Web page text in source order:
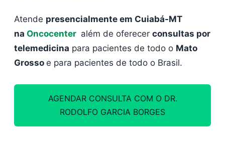
Atende presencialmente em Cuiabá-MT
na Oncocenter além de oferecer consultas por
telemedicina para pacientes de todo o Mato
Grosso e para pacientes de todo o Brasil.
AGENDAR CONSULTA COM O DR.
RODOLFO GARCIA BORGES